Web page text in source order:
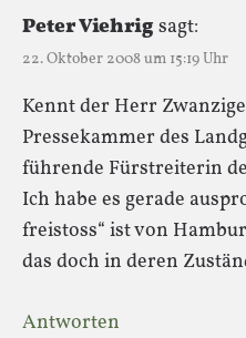
Peter Viehrigsagt:
22. Oktober 2008 um 15:19 Uhr
Kennt der Herr
Pressekammer des
führende Fürstreiterin
Ich habe es gerade
freistoss“ ist von
das doch in deren
Antworten